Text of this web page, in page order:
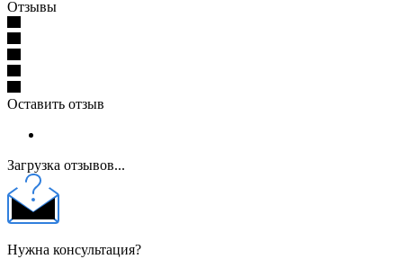
Отзывы
Оставить отзыв
Загрузка отзывов...
Нужна консультация?